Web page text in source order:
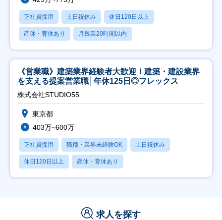
正社員採用 土日祝休み 休日120日以上
産休・育休あり 月残業20時間以内
《営業職》建築業界経験者大歓迎！建築・建設業界
を支える提案営業職│年休125日◎フレックス
株式会社STUDIO55
東京都
403万~600万
正社員採用 職種・業界未経験OK 土日祝休み
休日120日以上 産休・育休あり
求人を探す